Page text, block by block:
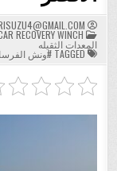
POSTED
IN
RECOVERY WINCH
المعدات الثقيله
#ونش